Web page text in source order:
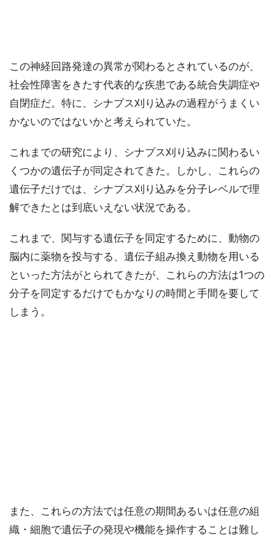
この神経回路発達の異常が関わるとされているのが、
社会性障害をきたす代表的な疾患である統合失調症や
自閉症だ。特に、シナプス刈り込みの過程がうまくい
かないのではないかと考えられていた。
これまでの研究により、シナプス刈り込みに関わるい
くつかの遺伝子が同定されてきた。しかし、これらの
遺伝子だけでは、シナプス刈り込みを分子レベルで理
解できたとは到底いえない状況である。
これまで、関与する遺伝子を同定するために、動物の
脳内に薬物を投与する、遺伝子組み換え動物を用いる
といった方法がとられてきたが、これらの方法は1つの
分子を同定するだけでもかなりの時間と手間を要して
しまう。
また、これらの方法では任意の期間あるいは任意の組
織・細胞で遺伝子の発現や機能を操作することは難し